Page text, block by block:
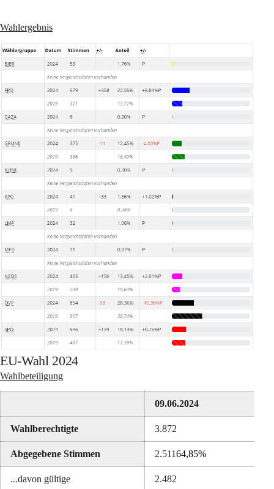
Wahlergebnis
EU-Wahl 2024
Wahlbeteiligung
09.06.2024
Wahlberechtigte 3.872
Abgegebene Stimmen 2.51164,85%
...davon gültige 2.482